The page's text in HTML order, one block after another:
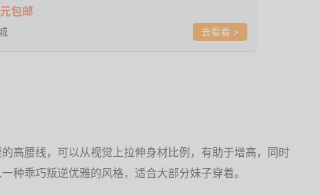
包邮
>
高腰线，可以从视觉上拉伸身材比例，有助于增高，同时
种乖巧叛逆优雅的风格，适合大部分妹子穿着。